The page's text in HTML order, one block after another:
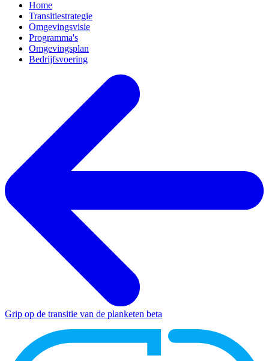
Hoofdnavigatie
(mobiel)
Home
Transitiestrategie
Omgevingsvisie
Programma's
Omgevingsplan
Bedrijfsvoering
Grip op de transitie van de planketen beta